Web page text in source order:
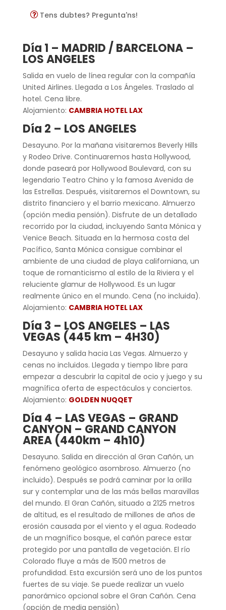
Tens dubtes? Pregunta'ns!
Día 1 – MADRID / BARCELONA –
LOS ANGELES
Salida en vuelo de línea regular con la compañía
United Airlines. Llegada a Los Ángeles. Traslado al
hotel. Cena libre.
Alojamiento: CAMBRIA HOTEL LAX
Día 2 – LOS ANGELES
Desayuno. Por la mañana visitaremos Beverly Hills
y Rodeo Drive. Continuaremos hasta Hollywood,
donde paseará por Hollywood Boulevard, con su
legendario Teatro Chino y la famosa Avenida de
las Estrellas. Después, visitaremos el Downtown, su
distrito financiero y el barrio mexicano. Almuerzo
(opción media pensión). Disfrute de un detallado
recorrido por la ciudad, incluyendo Santa Mónica y
Venice Beach. Situada en la hermosa costa del
Pacífico, Santa Mónica consigue combinar el
ambiente de una ciudad de playa californiana, un
toque de romanticismo al estilo de la Riviera y el
reluciente glamur de Hollywood. Es un lugar
realmente único en el mundo. Cena (no incluida).
Alojamiento: CAMBRIA HOTEL LAX
Día 3 – LOS ANGELES – LAS
VEGAS (445 km – 4H30)
Desayuno y salida hacia Las Vegas. Almuerzo y
cenas no incluidos. Llegada y tiempo libre para
empezar a descubrir la capital de ocio y juego y su
magnífica oferta de espectáculos y conciertos.
Alojamiento: GOLDEN NUQQET
Día 4 – LAS VEGAS – GRAND
CANYON – GRAND CANYON
AREA (440km – 4h10)
Desayuno. Salida en dirección al Gran Cañón, un
fenómeno geológico asombroso. Almuerzo (no
incluido). Después se podrá caminar por la orilla
sur y contemplar una de las más bellas maravillas
del mundo. El Gran Cañón, situado a 2125 metros
de altitud, es el resultado de millones de años de
erosión causada por el viento y el agua. Rodeado
de un magnífico bosque, el cañón parece estar
protegido por una pantalla de vegetación. El río
Colorado fluye a más de 1500 metros de
profundidad. Esta excursión será uno de los puntos
fuertes de su viaje. Se puede realizar un vuelo
panorámico opcional sobre el Gran Cañón. Cena
(opción de media pensión)